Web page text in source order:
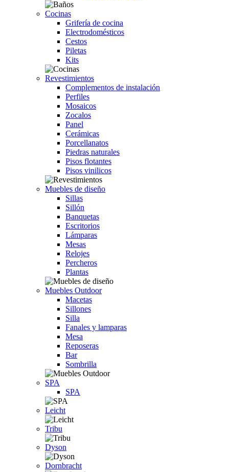
Cocinas
Grifería de cocina
Electrodomésticos
Cestos
Piletas
Kits
Revestimientos
Complementos de instalación
Perfiles
Mosaicos
Zocalos
Panel
Cerámicas
Porcellanatos
Piedras naturales
Pisos flotantes
Pisos vinilicos
Muebles de diseño
Sillas
Sillón
Banquetas
Escritorios
Lámparas
Mesas
Relojes
Percheros
Plantas
Muebles Outdoor
Macetas
Sillones
Silla
Fanales y lamparas
Mesa
Reposeras
Bar
Sombrilla
SPA
SPA
Leicht
Tribu
Dyson
Dornbracht